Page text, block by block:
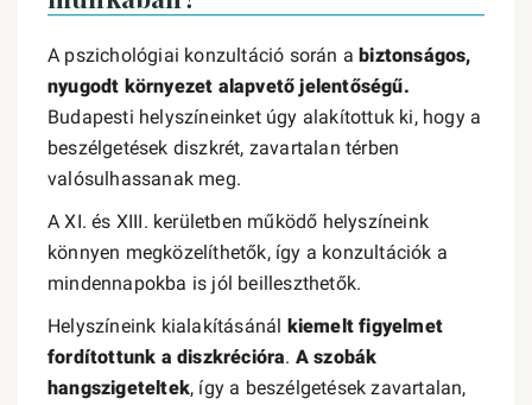
A pszichológiai konzultáció során a biztonságos,
nyugodt környezet alapvető jelentőségű.
Budapesti helyszíneinket úgy alakítottuk ki, hogy a
beszélgetések diszkrét, zavartalan térben
valósulhassanak meg.
A XI. és XIII. kerületben működő helyszíneink
könnyen megközelíthetők, így a konzultációk a
mindennapokba is jól beilleszthetők.
Helyszíneink kialakításánál kiemelt figyelmet
fordítottunk a diszkrécióra. A szobák
hangszigeteltek, így a beszélgetések zavartalan,